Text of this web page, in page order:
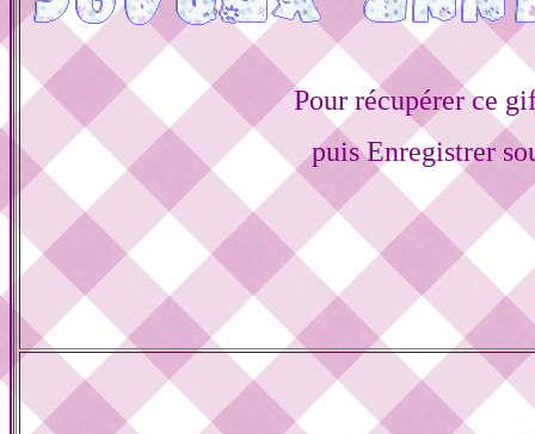
Pour récupérer ce
puis Enregistrer